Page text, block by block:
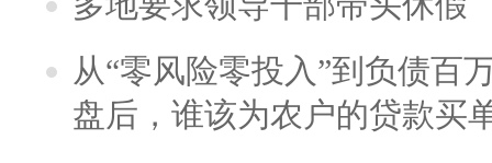
从“零风险零投入”到负债百
盘后，谁该为农户的贷款买